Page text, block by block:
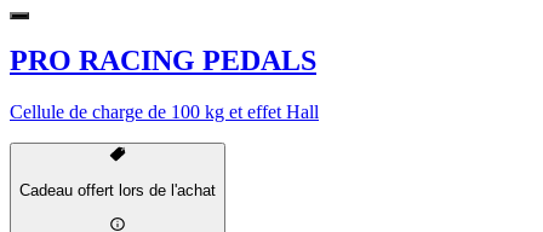
PRO RACING PEDALS
Cellule de charge de 100 kg et effet Hall
Cadeau offert lors de l'achat